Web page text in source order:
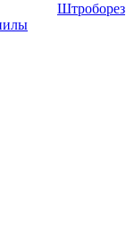
Штроборез